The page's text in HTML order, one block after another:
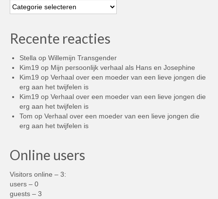
Berichten
Recente reacties
Stella op Willemijn Transgender
Kim19 op Mijn persoonlijk verhaal als Hans en Josephine
Kim19 op Verhaal over een moeder van een lieve jongen die
erg aan het twijfelen is
Kim19 op Verhaal over een moeder van een lieve jongen die
erg aan het twijfelen is
Tom op Verhaal over een moeder van een lieve jongen die
erg aan het twijfelen is
Online users
Visitors online – 3:
users – 0
guests – 3